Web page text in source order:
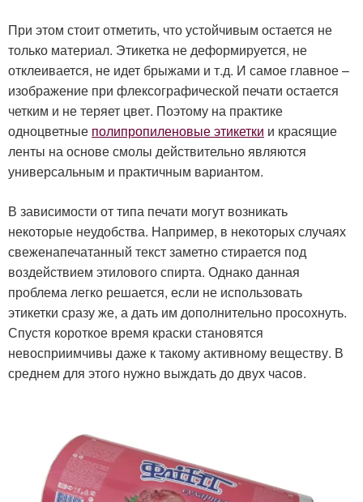
При этом стоит отметить, что устойчивым остается не
только материал. Этикетка не деформируется, не
отклеивается, не идет брыжами и т.д. И самое главное –
изображение при флексографической печати остается
четким и не теряет цвет. Поэтому на практике
одноцветные полипропиленовые этикетки и красящие
ленты на основе смолы действительно являются
универсальным и практичным вариантом.
В зависимости от типа печати могут возникать
некоторые неудобства. Например, в некоторых случаях
свеженапечатанный текст заметно стирается под
воздействием этилового спирта. Однако данная
проблема легко решается, если не использовать
этикетки сразу же, а дать им дополнительно просохнуть.
Спустя короткое время краски становятся
невосприимчивы даже к такому активному веществу. В
среднем для этого нужно выждать до двух часов.